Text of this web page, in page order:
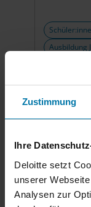
Zustimmung
Ihre
Deloitte setzt
unserer
Analysen zur
Ausbildung
Duales
2027